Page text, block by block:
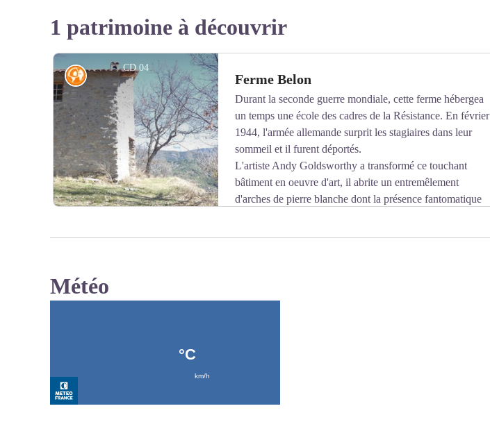
1 patrimoine à découvrir
CD 04
Histoire Ferme Belon
Durant la seconde guerre mondiale, cette ferme hébergea
un temps une école des cadres de la Résistance. En février
1944, l'armée allemande surprit les stagiaires dans leur
sommeil et il furent déportés.
L'artiste Andy Goldsworthya transformé ce touchant
bâtiment en oeuvre d'art, il abrite un entremêlement
d'arches de pierre blanche dont la présence fantomatique
Météo